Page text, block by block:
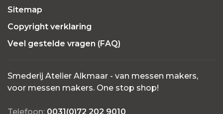
Sitemap
Copyright verklaring
Veel gestelde vragen (FAQ)
Smederij Atelier Alkmaar - van messen makers,
voor messen makers. One stop shop!
Telefoon: 0031(0)72 202 9010